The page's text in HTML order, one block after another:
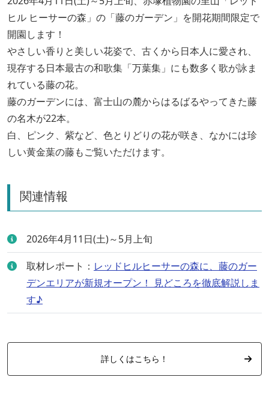
ヒル ヒーサーの森」の「藤のガーデン」を開花期間限定で
開園します！
やさしい香りと美しい花姿で、古くから日本人に愛され、
現存する日本最古の和歌集「万葉集」にも数多く歌が詠ま
れている藤の花。
藤のガーデンには、富士山の麓からはるばるやってきた藤
の名木が22本。
白、ピンク、紫など、色とりどりの花が咲き、なかには珍
しい黄金葉の藤もご覧いただけます。
関連情報
2026年4月11日(土)～5月上旬
取材レポート： レッドヒルヒーサーの森に、藤のガー
デンエリアが新規オープン！ 見どころを徹底解説しま
す♪
詳しくはこちら！